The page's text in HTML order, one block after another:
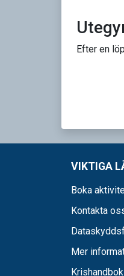
Efter en
VIKTIGA
Boka
Kontakta
Mer
Krishandbok